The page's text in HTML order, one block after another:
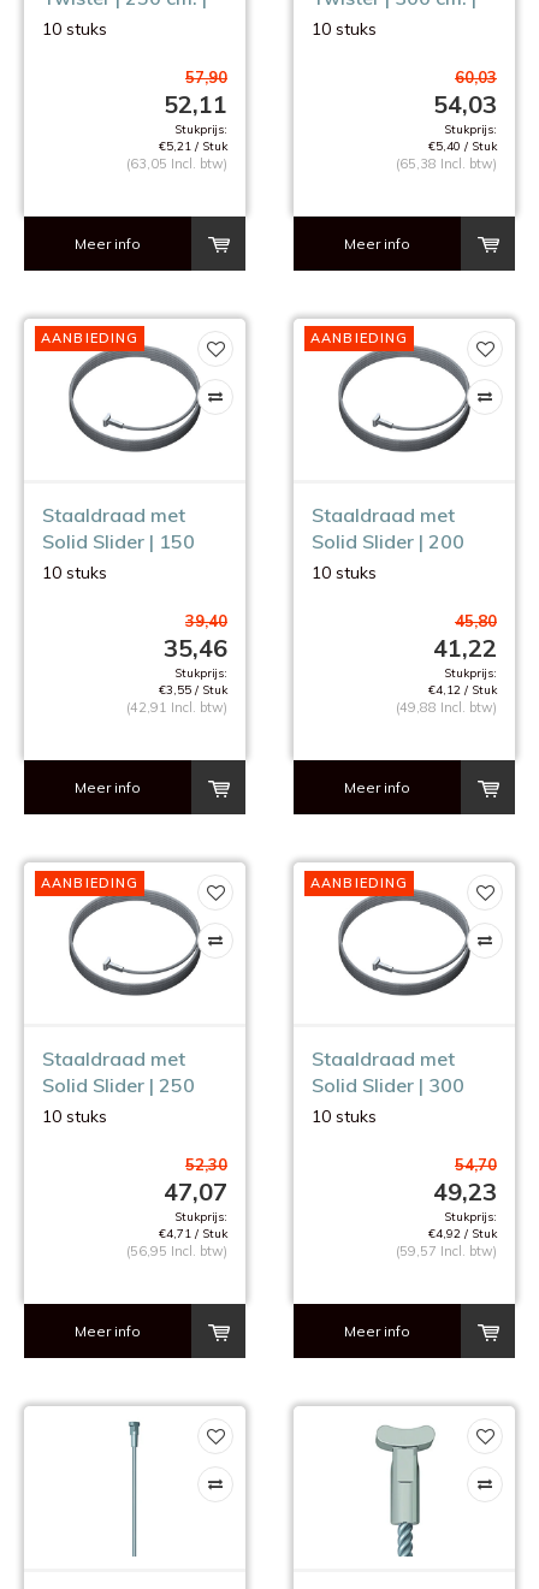
10 stuks
10 stuks
57,90
52,11
Stukprijs:
€5,21 / Stuk
(63,05 Incl. btw)
Meer info
10 stuks
10 stuks
60,03
54,03
Stukprijs:
€5,40 / Stuk
(65,38 Incl. btw)
Meer info
AANBIEDING
Staaldraad met
Solid Slider | 150
cm. | 10 stuks
10 stuks
39,40
35,46
Stukprijs:
€3,55 / Stuk
(42,91 Incl. btw)
Meer info
AANBIEDING
Staaldraad met
Solid Slider | 200
cm. | 10 stuks
10 stuks
45,80
41,22
Stukprijs:
€4,12 / Stuk
(49,88 Incl. btw)
Meer info
AANBIEDING
Staaldraad met
Solid Slider | 250
cm. | 10 stuks
10 stuks
52,30
47,07
Stukprijs:
€4,71 / Stuk
(56,95 Incl. btw)
Meer info
AANBIEDING
Staaldraad met
Solid Slider | 300
cm. | 10 stuks
10 stuks
54,70
49,23
Stukprijs:
€4,92 / Stuk
(59,57 Incl. btw)
Meer info